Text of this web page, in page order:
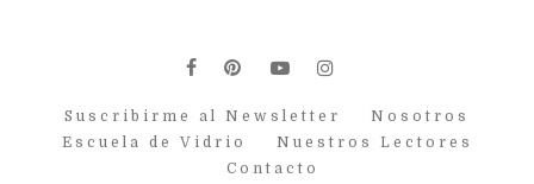
facebook
pinterest
youtubeinstagram
Suscribirme al Newsletter
Nosotros
Escuela de Vidrio
Nuestros Lectores
Contacto